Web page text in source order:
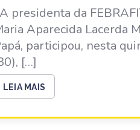
A presidenta da
Aparecida Lacerda
participou, nesta
[…]
LEIA MAIS